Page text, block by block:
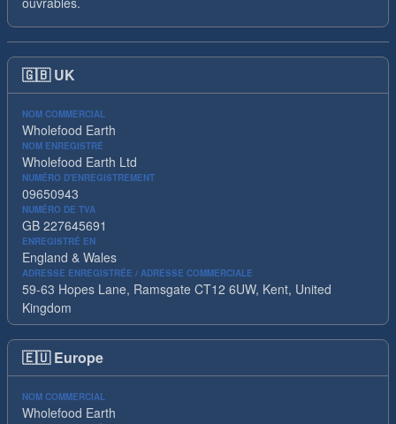
🇬🇧 UK
NOM COMMERCIAL
Wholefood Earth
NOM ENREGISTRÉ
Wholefood Earth Ltd
NUMÉRO D'ENREGISTREMENT
09650943
NUMÉRO DE TVA
GB 227645691
ENREGISTRÉ EN
England & Wales
ADRESSE ENREGISTRÉE / ADRESSE COMMERCIALE
59-63 Hopes Lane, Ramsgate CT12 6UW, Kent, United
Kingdom
🇪🇺 Europe
NOM COMMERCIAL
Wholefood Earth